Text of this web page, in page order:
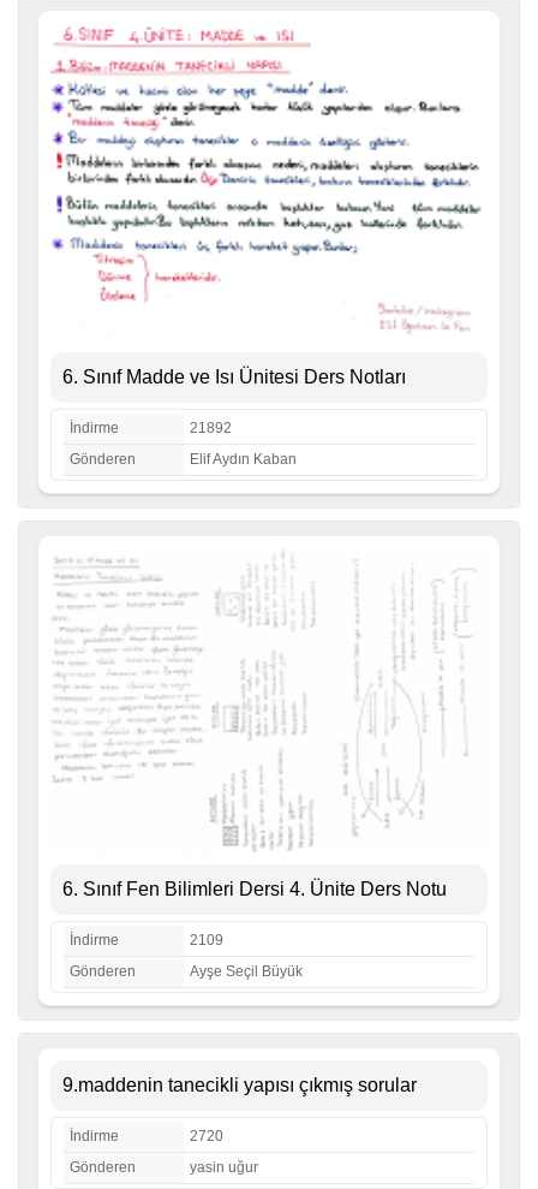
6. Sınıf Madde ve Isı Ünitesi Ders Notları
İndirme
21892
Gönderen
Elif Aydın Kaban
6. Sınıf Fen Bilimleri Dersi 4. Ünite Ders Notu
İndirme
2109
Gönderen
Ayşe Seçil Büyük
9.maddenin tanecikli yapısı çıkmış sorular
İndirme
2720
Gönderen
yasin uğur